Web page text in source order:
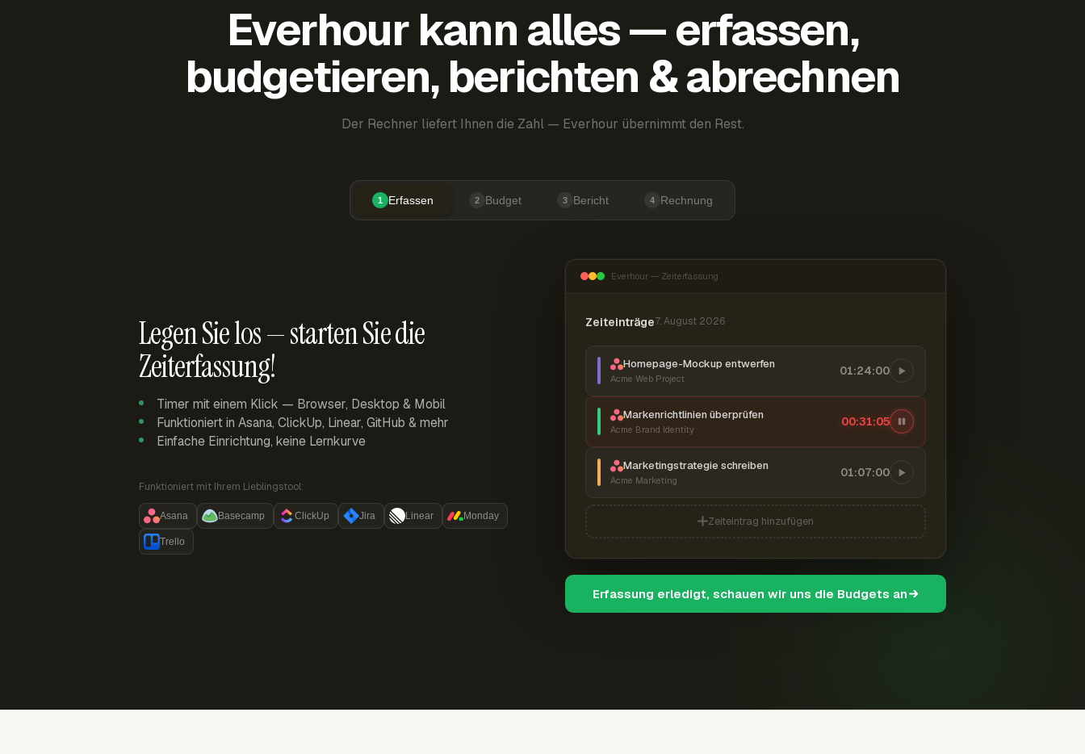
Everhour kann alles — erfassen,
budgetieren, berichten & abrechnen
Der Rechner liefert Ihnen die Zahl — Everhour übernimmt den Rest.
1 Erfassen 2 Budget 3 Bericht 4 Rechnung
Legen Sie los — starten Sie die
Zeiterfassung!
Timer mit einem Klick — Browser, Desktop & Mobil
Funktioniert in Asana, ClickUp, Linear, GitHub & mehr
Einfache Einrichtung, keine Lernkurve
Funktioniert mit Ihrem Lieblingstool:
Asana Basecamp ClickUp Jira Linear Monday
Trello
Everhour — Zeiterfassung
Zeiteinträge7. August 2026
Homepage-Mockup entwerfen
Acme Web Project
01:24:00
Markenrichtlinien überprüfen
Acme Brand Identity
00:31:06
Marketingstrategie schreiben
Acme Marketing
01:07:00
Zeiteintrag hinzufügen
Erfassung erledigt, schauen wir uns die Budgets an